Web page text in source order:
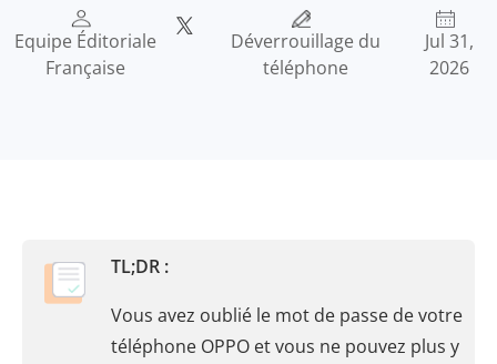
Equipe Éditoriale
Française
Déverrouillage du
téléphone
Jul 31,
2026
TL;DR :
Vous avez oublié le mot de passe de votre
téléphone OPPO et vous ne pouvez plus y